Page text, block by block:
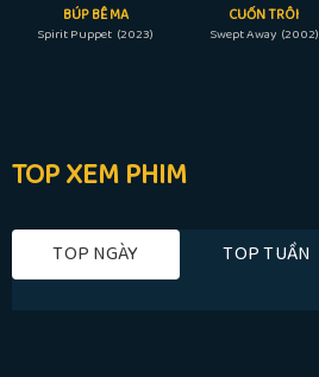
BÚP BÊ MA
Spirit Puppet (2023)
CUỐN TRÔI
Swept Away (2002)
TOP XEM PHIM
TOP NGÀY TOP TUẦN